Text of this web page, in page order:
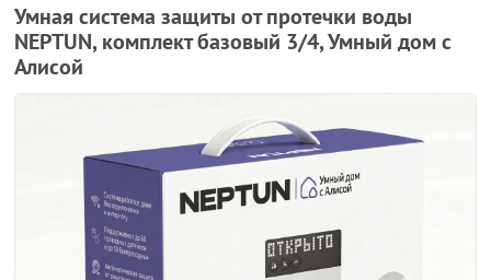
Умная система защиты от протечки воды
NEPTUN, комплект базовый 3/4, Умный дом с
Алисой